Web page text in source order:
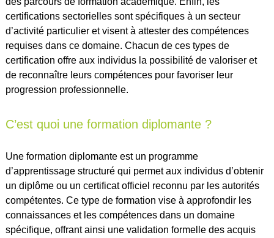
certifications sectorielles sont spécifiques à un secteur
d’activité particulier et visent à attester des compétences
requises dans ce domaine. Chacun de ces types de
certification offre aux individus la possibilité de valoriser et
de reconnaître leurs compétences pour favoriser leur
progression professionnelle.
C’est quoi une formation diplomante ?
Une formation diplomante est un programme
d’apprentissage structuré qui permet aux individus d’obtenir
un diplôme ou un certificat officiel reconnu par les autorités
compétentes. Ce type de formation vise à approfondir les
connaissances et les compétences dans un domaine
spécifique, offrant ainsi une validation formelle des acquis